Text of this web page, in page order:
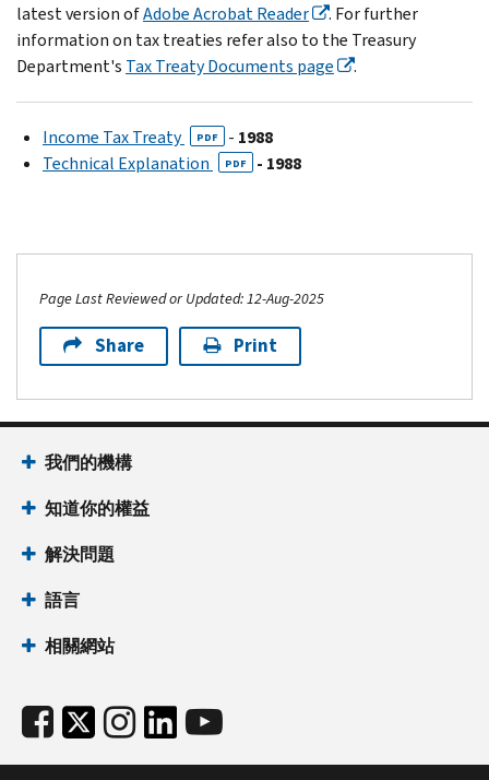
latest version ofAdobe Acrobat Reader
. For further
information on tax treaties refer also to the Treasury
Department's Tax Treaty Documents page .
Income Tax Treaty PDF - 1988
Technical Explanation
PDF - 1988
Page Last Reviewed or Updated: 12-Aug-2025
Share Print
我們的機構
知道你的權益
解決問題
語言
相關網站